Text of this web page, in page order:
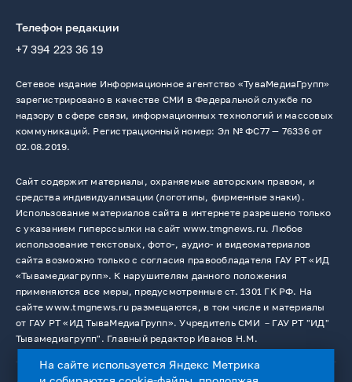
Телефон редакции
+7 394 223 36 19
Сетевое издание Информационное агентство «ТуваМедиаГрупп»
зарегистрировано в качестве СМИ в Федеральной службе по
надзору в сфере связи, информационных технологий и массовых
коммуникаций. Регистрационный номер: Эл № ФС77 — 76336 от
02.08.2019.
Сайт содержит материалы, охраняемые авторским правом, и
средства индивидуализации (логотипы, фирменные знаки).
Использование материалов сайта в интернете разрешено только
с указанием гиперссылки на сайт www.tmgnews.ru. Любое
использование текстовых, фото-, аудио- и видеоматериалов
сайта возможно только с согласия правообладателя ГАУ РТ «ИД
«Тывамедиагрупп». К нарушителям данного положения
применяются все меры, предусмотренные ст. 1301 ГК РФ. На
сайте www.tmgnews.ru размещаются, в том числе и материалы
от ГАУ РТ «ИД ТываМедиаГрупп». Учредитель СМИ －ГАУ РТ "ИД"
Тывамедиагрупп". Главный редактор Иванов Н.М.
На сайте используется Яндекс Метрика